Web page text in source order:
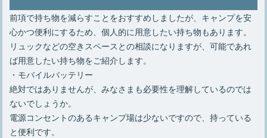
前項で持ち物を減らすことをおすすめしましたが、キャンプを安
心かつ便利にするため、個人的に用意したい持ち物もあります。
リュックなどの空きスペースとの相談になりますが、可能であれ
ば用意したい持ち物をご紹介します。
・モバイルバッテリー
絶対ではありませんが、みなさまも必要性を理解しているのでは
ないでしょうか。
電源コンセントのあるキャンプ場は少ないですので、持っている
と便利です。